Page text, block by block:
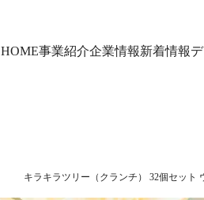
キラキラツリー（クランチ） 32個セット
HOME事業紹介企業情報新着情報